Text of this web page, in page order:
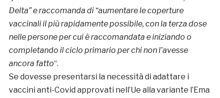
Delta” e raccomanda di “aumentare le coperture
vaccinali il più rapidamente possibile, con la terza dose
nelle persone per cui è raccomandata e iniziando o
completando il ciclo primario per chi non l’avesse
ancora fatto“.
Se dovesse presentarsi la necessità di adattare i
vaccini anti-Covid approvati nell’Ue alla variante l’Ema